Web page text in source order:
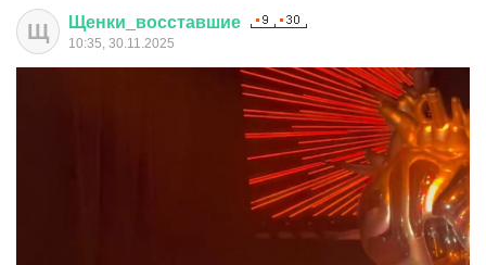
Щ Щенки восставшие
10:35, 30.11.2025